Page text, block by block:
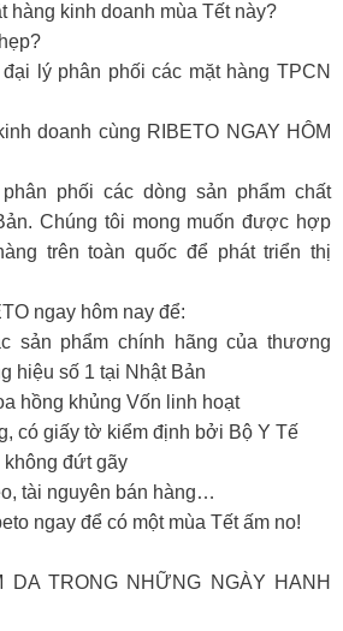
hàng kinh doanh mùa Tết này?
lý phân phối các mặt hàng TPCN
doanh cùng RIBETO NGAY HÔM
phối các dòng sản phẩm chất
Chúng tôi mong muốn được hợp
trên toàn quốc để phát triển thị
ngay hôm nay để:
sản phẩm chính hãng của thương
hiệu số 1 tại Nhật Bản
hồng khủng Vốn linh hoạt
có giấy tờ kiểm định bởi Bộ Y Tế
không đứt gãy
tài nguyên bán hàng…
ngay để có một mùa Tết ấm no!
DA TRONG NHỮNG NGÀY HANH